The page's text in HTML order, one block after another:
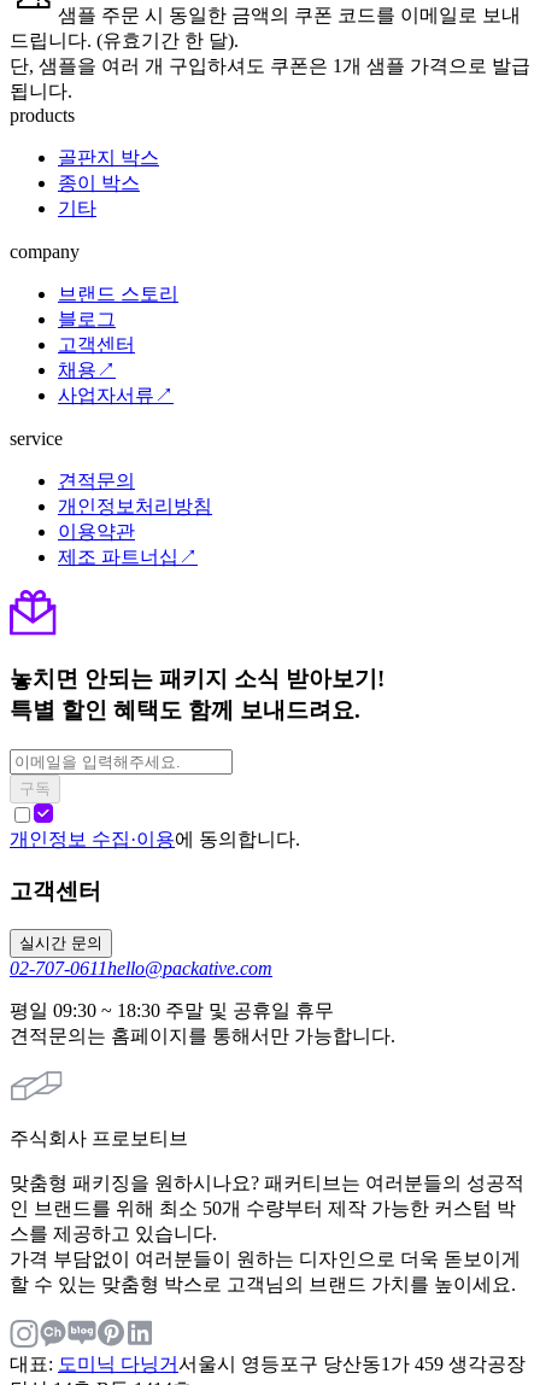
샘플 주문 시 동일한 금액의 쿠폰 코드를 이메일로 보내
드립니다. (유효기간 한 달).
단, 샘플을 여러 개 구입하셔도 쿠폰은 1개 샘플 가격으로 발급
됩니다.
products
골판지 박스
종이 박스
기타
company
브랜드 스토리
블로그
고객센터
채용↗
사업자서류↗
service
견적문의
개인정보처리방침
이용약관
제조 파트너십↗
놓치면 안되는 패키지 소식 받아보기!
특별 할인 혜택도 함께 보내드려요.
구독
개인정보 수집·이용에 동의합니다.
고객센터
실시간 문의
02-707-0611hello@packative.com
평일 09:30 ~ 18:30 주말 및 공휴일 휴무
견적문의는 홈페이지를 통해서만 가능합니다.
주식회사 프로보티브
맞춤형 패키징을 원하시나요? 패커티브는 여러분들의 성공적
인 브랜드를 위해 최소 50개 수량부터 제작 가능한 커스텀 박
스를 제공하고 있습니다.
가격 부담없이 여러분들이 원하는 디자인으로 더욱 돋보이게
할 수 있는 맞춤형 박스로 고객님의 브랜드 가치를 높이세요.
대표: 도미닉 다닝거서울시 영등포구 당산동1가 459 생각공장